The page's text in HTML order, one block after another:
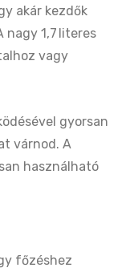
Fokozat
kenyérpirító –
akár kezdők
nagy 1,7 literes
vagy
gyorsan
várnod. A
használható
főzéshez